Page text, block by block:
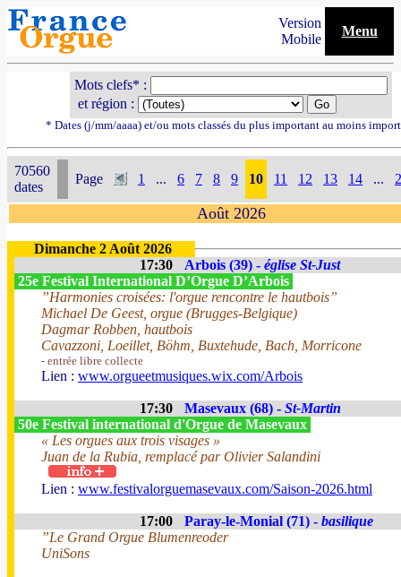
Version
Mobile
Menu
Mots clefs* :
et région :
* Dates (j/mm/aaaa) et/ou mots classés du plus important au moins
70560
dates
Page 1 ... 6 7 8 9 10 11 12 13 14 ...
Août 2026
Dimanche 2 Août 2026
17:30
Arbois (39) - église St-Just
25e Festival International D’Orgue D’Arbois
”Harmonies croisées: l'orgue rencontre le hautbois”
Michael De Geest, orgue (Brugges-Belgique)
Dagmar Robben, hautbois
Cavazzoni, Loeillet, Böhm, Buxtehude, Bach, Morricone
- entrée libre collecte
Lien : www.orgueetmusiques.wix.com/Arbois
17:30 Masevaux (68) - St-Martin
50e Festival international d'Orgue de Masevaux
« Les orgues aux trois visages »
Juan de la Rubia, remplacé par Olivier Salandini
Lien : www.festivalorguemasevaux.com/Saison-2026.html
17:00 Paray-le-Monial (71) - basilique
”Le Grand Orgue Blumenreoder
UniSons